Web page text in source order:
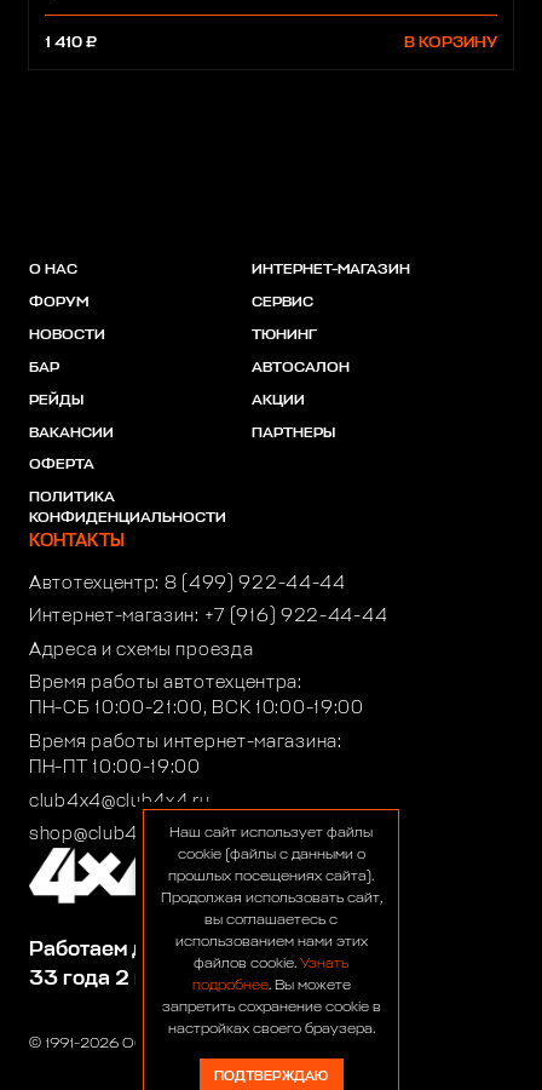
1 410 ₽ В КОРЗИНУ
© 1991-2026 ООО «Сервис 4х4»
Работаем для вас:
33 года 2 месяца 25 дней
О НАС
ФОРУМ
НОВОСТИ
БАР
РЕЙДЫ
ВАКАНСИИ
ОФЕРТА
ПОЛИТИКА
КОНФИДЕНЦИАЛЬНОСТИ
ИНТЕРНЕТ-МАГАЗИН
СЕРВИС
ТЮНИНГ
АВТОСАЛОН
АКЦИИ
ПАРТНЕРЫ
КОНТАКТЫ
Автотехцентр: 8 (499) 922-44-44
Интернет-магазин: +7 (916) 922-44-44
Адреса и схемы проезда
Время работы автотехцентра:
ПН-СБ 10:00-21:00, ВСК 10:00-19:00
Время работы интернет-магазина:
ПН-ПТ 10:00-19:00
club4x4@club4x4.ru
shop@club4x4.ruНаш сайт использует файлы
cookie (файлы с данными о
прошлых посещениях сайта).
Продолжая использовать сайт,
вы соглашаетесь с
использованием нами этих
файлов cookie. Узнать
подробнее. Вы можете
запретить сохранение cookie в
настройках своего браузера.
ПОДТВЕРЖДАЮ